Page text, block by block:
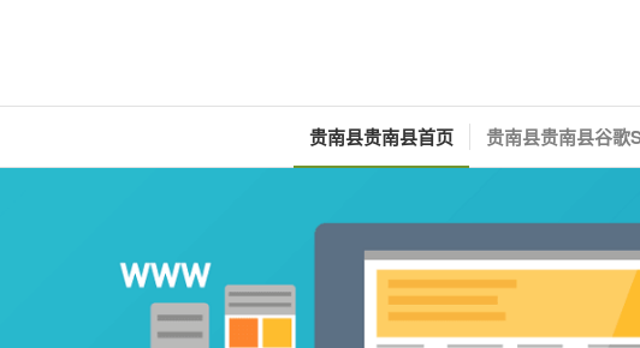
贵南县贵南县首页 贵南县贵南县谷歌